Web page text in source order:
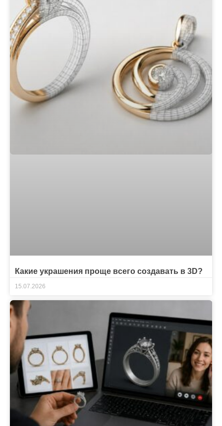
Какие украшения проще всего создавать в 3D?
15.07.2026